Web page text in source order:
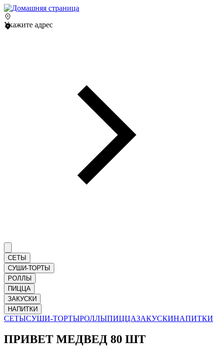
Укажите адрес
СЕТЫ
СУШИ-ТОРТЫ
РОЛЛЫ
ПИЦЦА
ЗАКУСКИ
НАПИТКИ
СЕТЫСУШИ-ТОРТЫРОЛЛЫПИЦЦАЗАКУСКИНАПИТКИ
ПРИВЕТ МЕДВЕД 80 ШТ